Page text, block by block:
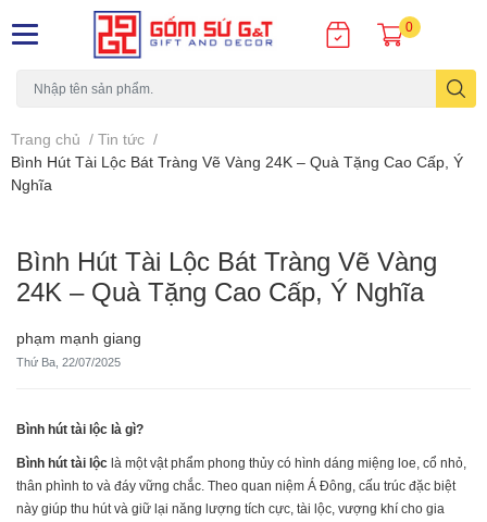
0
Trang chủ / Tin tức /
Bình Hút Tài Lộc Bát Tràng Vẽ Vàng 24K – Quà Tặng Cao Cấp, Ý
Nghĩa
Bình Hút Tài Lộc Bát Tràng Vẽ Vàng
24K – Quà Tặng Cao Cấp, Ý Nghĩa
phạm mạnh giang
Thứ Ba, 22/07/2025
Bình hút tài lộc là gì?
Bình hút tài lộc là một vật phẩm phong thủy có hình dáng miệng loe, cổ nhỏ,
thân phình to và đáy vững chắc. Theo quan niệm Á Đông, cấu trúc đặc biệt
này giúp thu hút và giữ lại năng lượng tích cực, tài lộc, vượng khí cho gia